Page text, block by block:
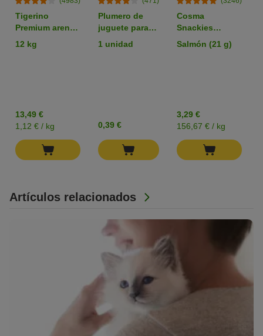
Artículos relacionados
Tigerino
Premium arena
aglomerante
con olor a talco
12 kg
13,49 €
1,12 € / kg
Plumero de
juguete para
gatos
1 unidad
0,39 €
Cosma
Snackies
liofilizados
snacks para
Salmón (21 g)
3,29 €
156,67 € / kg